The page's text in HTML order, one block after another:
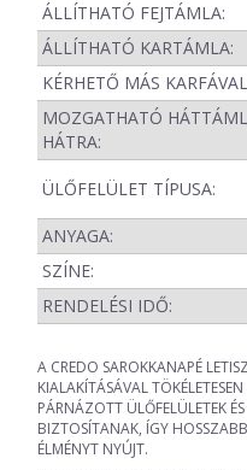
ÁLLÍTHATÓ FEJTÁMLA:
ÁLLÍTHATÓ KARTÁMLA:
KÉRHETŐ MÁS
MOZGATHATÓ
HÁTRA:
ÜLŐFELÜLET TÍPUSA:
ANYAGA:
SZÍNE:
RENDELÉSI IDŐ:
A CREDO SAROKKANAPÉ
KIALAKÍTÁSÁVAL
PÁRNÁZOTT ÜLŐFELÜLETEK
BIZTOSÍTANAK, ÍGY
ÉLMÉNYT NYÚJT.